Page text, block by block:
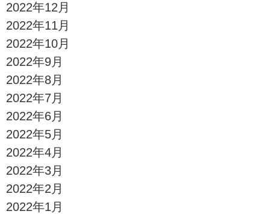
2022年12月
2022年11月
2022年10月
2022年9月
2022年8月
2022年7月
2022年6月
2022年5月
2022年4月
2022年3月
2022年2月
2022年1月